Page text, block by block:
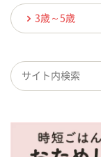
3歳～5歳
検索キーワード入力